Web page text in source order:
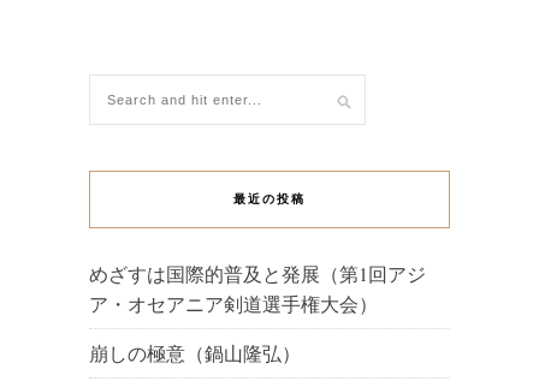
最近の投稿
めざすは国際的普及と発展（第1回アジ
ア・オセアニア剣道選手権大会）
崩しの極意（鍋山隆弘）